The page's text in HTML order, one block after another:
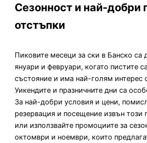
Сезонност и най-добри
отстъпки
Пиковите месеци за ски в Банско са
януари и февруари, когато пистите
състояние и има най-голям интерес
Уикендите и празничните дни са
За най-добри условия и цени,
резервация и посещение извън този
или използвайте промоциите за
октомври и ноември, които